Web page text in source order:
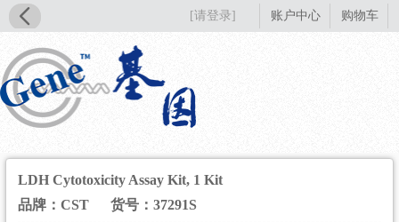
[请登录] 账户中心 购物车
LDH Cytotoxicity Assay Kit, 1 Kit
品牌：CST
货号：37291S